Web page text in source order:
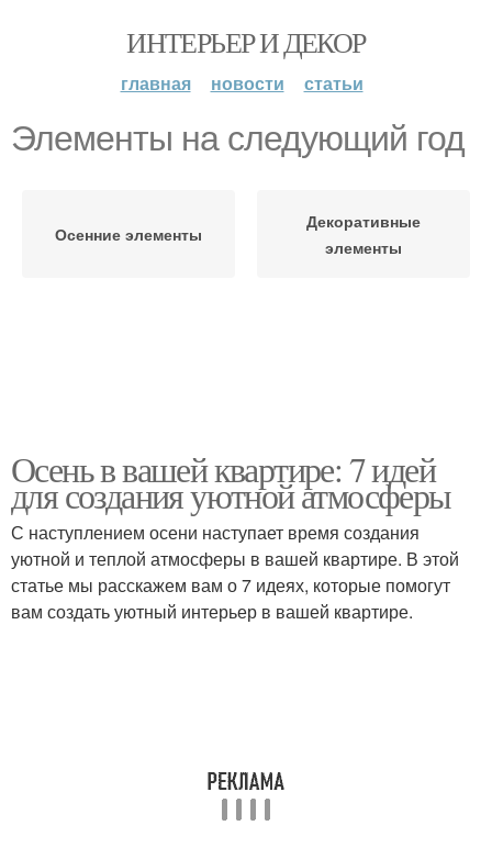
ИНТЕРЬЕР И ДЕКОР
главная новости статьи
Элементы на следующий год
Осенние элементы
Декоративные
элементы
Осень в вашей квартире: 7 идей
для создания уютной атмосферы
С наступлением осени наступает время создания
уютной и теплой атмосферы в вашей квартире. В этой
статье мы расскажем вам о 7 идеях, которые помогут
вам создать уютный интерьер в вашей квартире.